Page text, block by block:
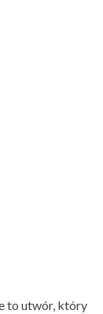
to utwór, który